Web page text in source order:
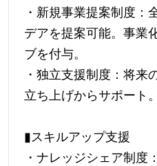
・新規事業提案制度：
デアを提案可能。事業
ブを付与。
・独立支援制度：将来
立ち上げからサポート。
▮スキルアップ支援
・ナレッジシェア制度